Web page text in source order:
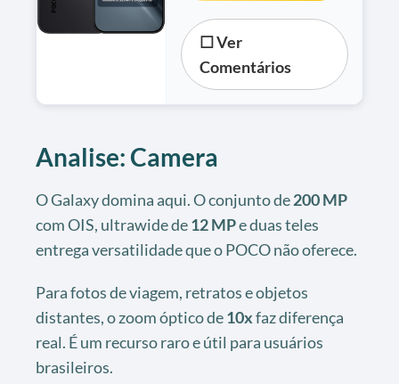
☐ Ver
Comentários
Analise: Camera
O Galaxy domina aqui. O conjunto de200 MP
com OIS, ultrawide de12 MPe duas teles
entrega versatilidade que o POCO não oferece.
Para fotos de viagem, retratos e objetos
distantes, o zoom óptico de10xfaz diferença
real. É um recurso raro e útil para usuários
brasileiros.